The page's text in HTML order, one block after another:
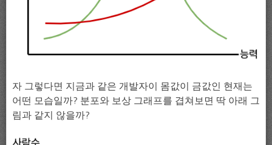
자 그렇다면 지금과 같은 개발자이 몸값이 금값인 현재는
어떤 모습일까? 분포와 보상 그래프를 겹쳐보면 딱 아래 그
림과 같지 않을까?